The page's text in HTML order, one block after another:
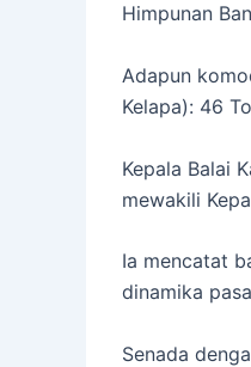
Himpunan
Adapun
Kelapa): 46
Kepala Balai
mewakili
Ia mencatat
dinamika
Senada